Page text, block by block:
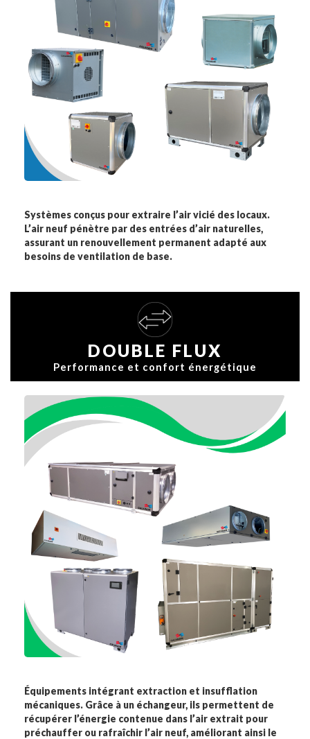
Systèmes conçus pour extraire l’air vicié des locaux.
L’air neuf pénètre par des entrées d’air naturelles,
assurant un renouvellement permanent adapté aux
besoins de ventilation de base.
DOUBLE FLUX
Performance et confort énergétique
Équipements intégrant extraction et insufflation
mécaniques. Grâce à un échangeur, ils permettent de
récupérer l’énergie contenue dans l’air extrait pour
préchauffer ou rafraîchir l’air neuf, améliorant ainsi le